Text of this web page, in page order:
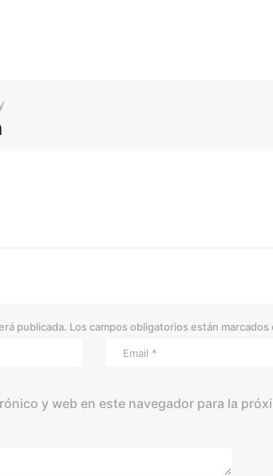
publicada. Los campos obligatorios están
y web en este navegador para la